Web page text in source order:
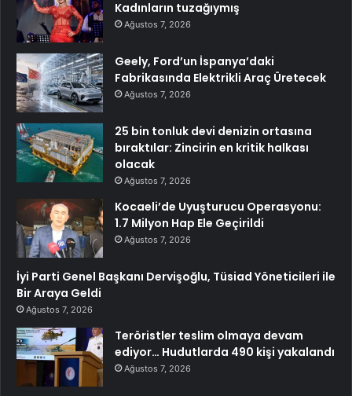
Kadınların tuzağıymış
Ağustos 7, 2026
Geely, Ford’un İspanya’daki
Fabrikasında Elektrikli Araç Üretecek
Ağustos 7, 2026
25 bin tonluk devi denizin ortasına
bıraktılar: Zincirin en kritik halkası
olacak
Ağustos 7, 2026
Kocaeli’de Uyuşturucu Operasyonu:
1.7 Milyon Hap Ele Geçirildi
Ağustos 7, 2026
İyi Parti Genel Başkanı Dervişoğlu, Tüsiad Yöneticileri ile
Bir Araya Geldi
Ağustos 7, 2026
Teröristler teslim olmaya devam
ediyor… Hudutlarda 490 kişi yakalandı
Ağustos 7, 2026